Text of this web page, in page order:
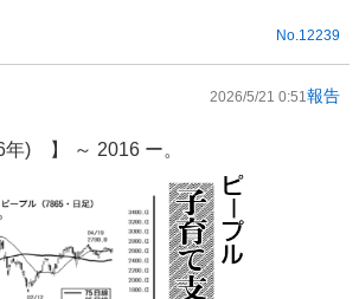
No. 12239
2026/5/21 0:51 報告
) 】 ～ 2016 ー。